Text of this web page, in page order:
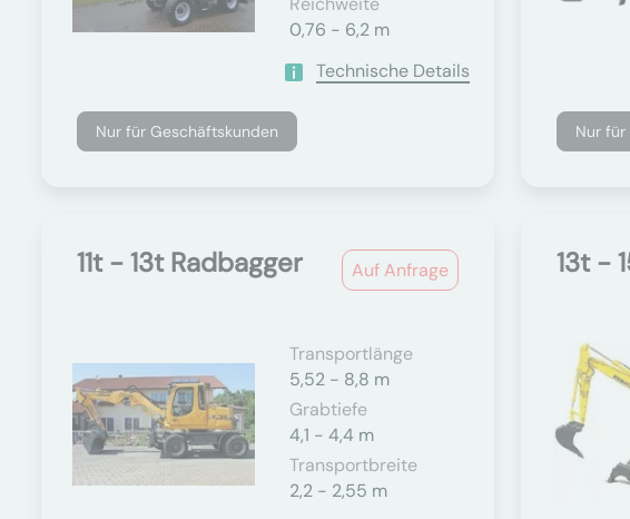
0,76 - 6,2 m
Technische Details
Nur für Geschäftskunden Nur
Auf Anfrage
11t - 13t Radbagger
Transportlänge
5,52 - 8,8 m
Grabtiefe
4,1 - 4,4 m
Transportbreite
2,2 - 2,55 m
13t -